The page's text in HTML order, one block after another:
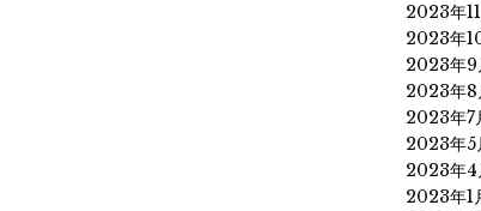
2023年
2023年
2023年9
2023年8
2023年7
2023年5
2023年4
2023年1